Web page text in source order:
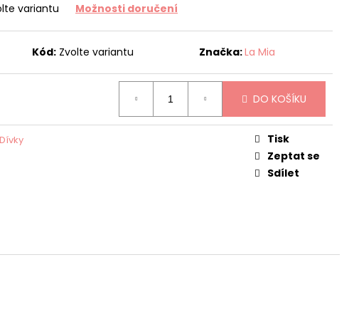
variantu Možnosti doručení
Kód: Zvolte variantu Značka:La Mia
DO KOŠÍKU
Dívky
Tisk
Zeptat se
Sdílet
BASIC PUNČOCHY TMAVĚ